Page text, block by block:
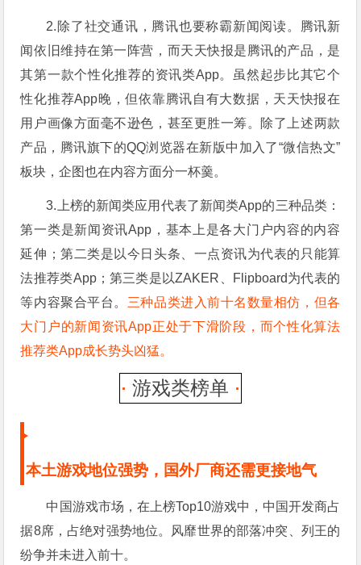
2.除了社交通讯，腾讯也要称霸新闻阅读。腾讯新
闻依旧维持在第一阵营，而天天快报是腾讯的产品，是
其第一款个性化推荐的资讯类App。虽然起步比其它个
性化推荐App晚，但依靠腾讯自有大数据，天天快报在
用户画像方面毫不逊色，甚至更胜一筹。除了上述两款
产品，腾讯旗下的QQ浏览器在新版中加入了“微信热文”
板块，企图也在内容方面分一杯羹。
3.上榜的新闻类应用代表了新闻类App的三种品类：
第一类是新闻资讯App，基本上是各大门户内容的内容
延伸；第二类是以今日头条、一点资讯为代表的只能算
法推荐类App；第三类是以ZAKER、Flipboard为代表的
等内容聚合平台。 三种品类进入前十名数量相仿，但各
大门户的新闻资讯App正处于下滑阶段，而个性化算法
推荐类App成长势头凶猛。
游戏类榜单
本土游戏地位强势，国外厂商还需更接地气
中国游戏市场，在上榜Top10游戏中，中国开发商占
据8席，占绝对强势地位。风靡世界的部落冲突、列王的
纷争并未进入前十。